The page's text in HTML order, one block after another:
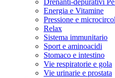
Energia e Vitamine
Pressione e
Relax
Sistema immunitario
Sport e aminoacidi
Stomaco e intestino
Vie respiratorie e gola
Vie urinarie e prostata